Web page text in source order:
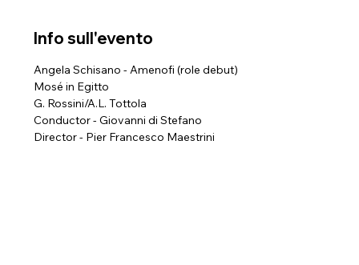
Info sull'evento
Angela Schisano - Amenofi (role debut)
Mosé in Egitto
G. Rossini/A.L. Tottola
Conductor - Giovanni di Stefano
Director - Pier Francesco Maestrini